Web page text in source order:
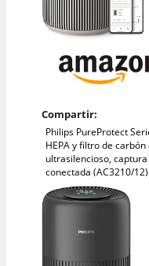
Compartir:
Philips PureProtect
HEPA y filtro de carbón
ultrasilencioso,
conectada (AC3210/12)